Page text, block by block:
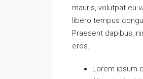
mauris, volutpat eu
libero tempus
Praesent dapibus,
eros.
Lorem ipsum